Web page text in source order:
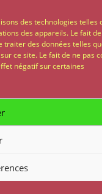
des technologies telles
des appareils. Le fait de
traiter des données telles
ce site. Le fait de ne pas
négatif sur certaines